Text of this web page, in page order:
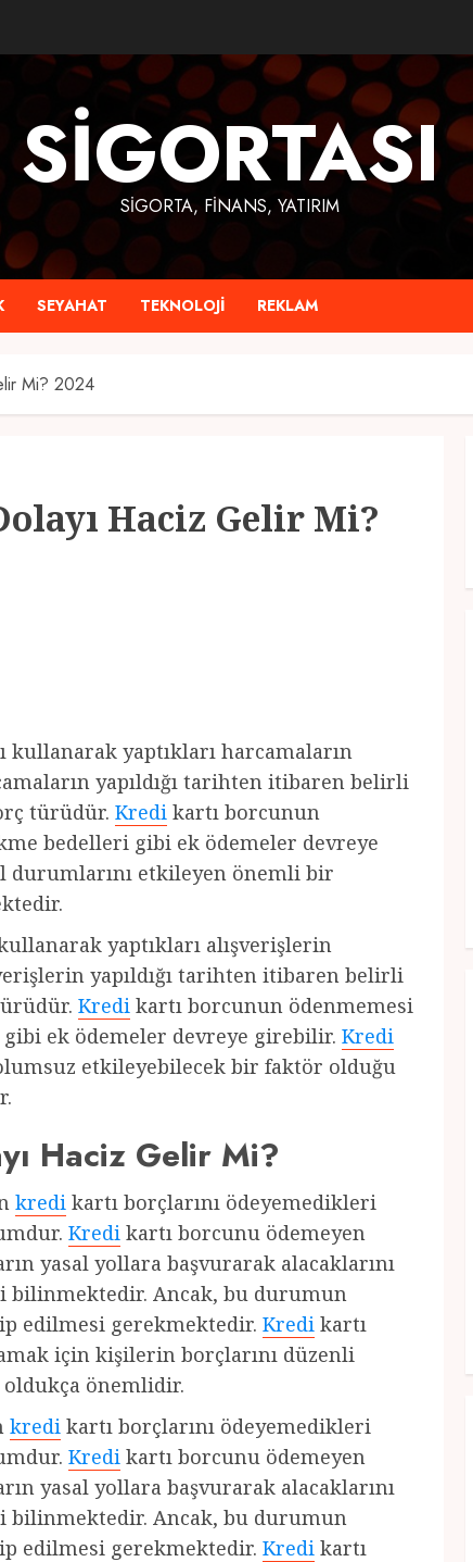
SIGORTASI
SIGORTA, FINANS, YATIRIM
SEYAHAT TEKNOLOJI REKLAM
Mi? 2024
Haciz Gelir Mi?
kullanarak yaptıkları harcamaların
yapıldığı tarihten itibaren belirli
türüdür. Kredi kartı borcunun
bedelleri gibi ek ödemeler devreye
durumlarını etkileyen önemli bir
yaptıkları alışverişlerin
yapıldığı tarihten itibaren belirli
Kredi kartı borcunun ödenmemesi
ek ödemeler devreye girebilir. Kredi
etkileyebilecek bir faktör olduğu
Haciz Gelir Mi?
kredi kartı borçlarını ödeyemedikleri
Kredi kartı borcunu ödemeyen
yasal yollara başvurarak alacaklarını
bilinmektedir. Ancak, bu durumun
edilmesi gerekmektedir. Kredi kartı
için kişilerin borçlarını düzenli
önemlidir.
kredi kartı borçlarını ödeyemedikleri
Kredi kartı borcunu ödemeyen
yasal yollara başvurarak alacaklarını
bilinmektedir. Ancak, bu durumun
edilmesi gerekmektedir. Kredi kartı